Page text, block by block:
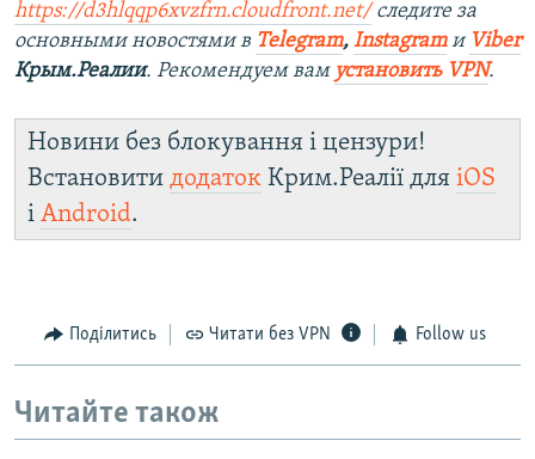
https://d3hlqqp6xvzfrn.cloudfront.net/следите за
основными новостями в Telegram, Instagramи Viber
Крым.Реалии. Рекомендуем вам установить VPN.
Новини без блокування і цензури!
Встановити додаток Крим.Реалії для iOS
і Android.
Поділитись Читати без VPN Follow us
Читайте також